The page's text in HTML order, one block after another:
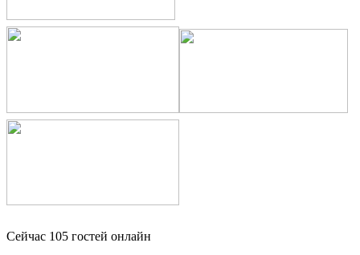
Сейчас 105 гостей онлайн